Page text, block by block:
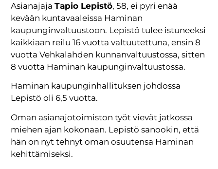
AsianajajaTapio Lepistö, 58, ei pyri enää
kevään kuntavaaleissa Haminan
kaupunginvaltuustoon. Lepistö tulee istuneeksi
kaikkiaan reilu 16 vuotta valtuutettuna, ensin 8
vuotta Vehkalahden kunnanvaltuustossa, sitten
8 vuotta Haminan kaupunginvaltuustossa.
Haminan kaupunginhallituksen johdossa
Lepistö oli 6,5 vuotta.
Oman asianajotoimiston työt vievät jatkossa
miehen ajan kokonaan. Lepistö sanookin, että
hän on nyt tehnyt oman osuutensa Haminan
kehittämiseksi.